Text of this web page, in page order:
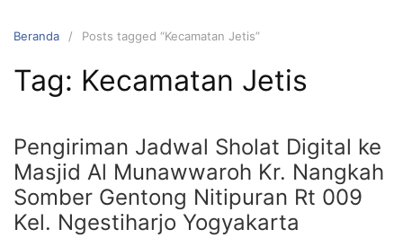
Beranda Posts tagged “Kecamatan Jetis”
Tag: Kecamatan Jetis
Pengiriman Jadwal Sholat Digital ke
Masjid Al Munawwaroh Kr. Nangkah
Somber Gentong Nitipuran Rt 009
Kel. Ngestiharjo Yogyakarta